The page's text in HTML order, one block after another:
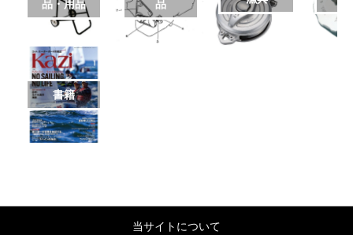
品・用品
品
書籍
当サイトについて